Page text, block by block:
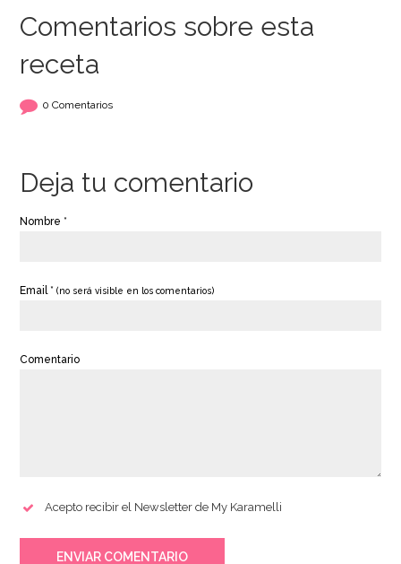
Comentarios sobre esta
receta
0 Comentarios
Deja tu comentario
Nombre *
Email *(no será visible en los comentarios)
Comentario
Acepto recibir el Newsletter de My Karamelli
ENVIAR COMENTARIO